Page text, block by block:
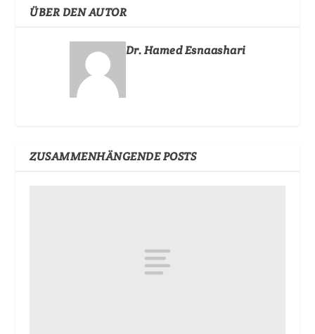
ÜBER DEN AUTOR
Dr. Hamed Esnaashari
ZUSAMMENHÄNGENDE POSTS